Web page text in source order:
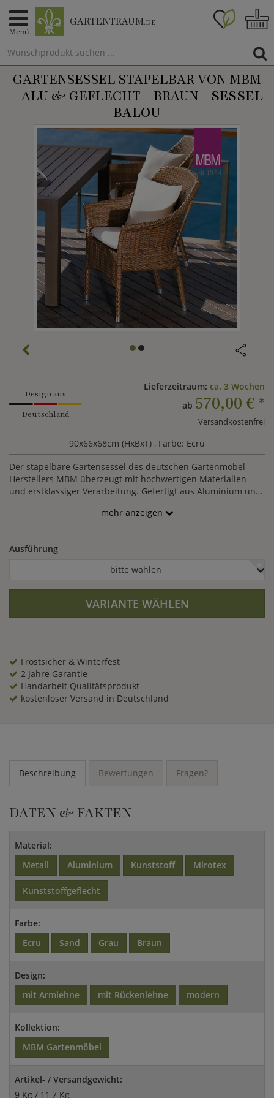
Menü
GARTENTRAUM.DE
GARTENSESSEL STAPELBAR VON MBM
- ALU & GEFLECHT - BRAUN - SESSEL
BALOU
Design aus
Deutschland
Lieferzeitraum: ca. 3 Wochen
ab 570,00 € *
Versandkostenfrei
90x66x68cm (HxBxT) , Farbe: Ecru
Der stapelbare Gartensessel des deutschen Gartenmöbel
Herstellers MBM überzeugt mit hochwertigen Materialien
und erstklassiger Verarbeitung. Gefertigt aus Aluminium und
UV-beständig, pflegeleicht.mehr anzeigen
Ausführung
bitte wählen
VARIANTE WÄHLEN
Frostsicher & Winterfest
2 Jahre Garantie
Handarbeit Qualitätsprodukt
kostenloser Versand in Deutschland
Beschreibung Bewertungen Fragen?
DATEN & FAKTEN
Material:
Metall
Aluminium Kunststoff Mirotex
Kunststoffgeflecht
Farbe:
Ecru
Sand Grau Braun
Design:
mit Armlehne
mit Rückenlehne modern
Kollektion:
MBM Gartenmöbel
Artikel- / Versandgewicht:
9 Kg / 11,7 Kg